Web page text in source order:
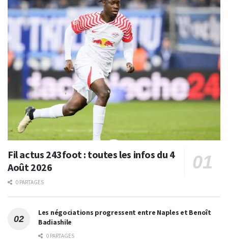
Fil actus 243foot : toutes les infos du 4
Août 2026
0 PARTAGES
Les négociations progressent entre Naples et Benoît
Badiashile
0 PARTAGES